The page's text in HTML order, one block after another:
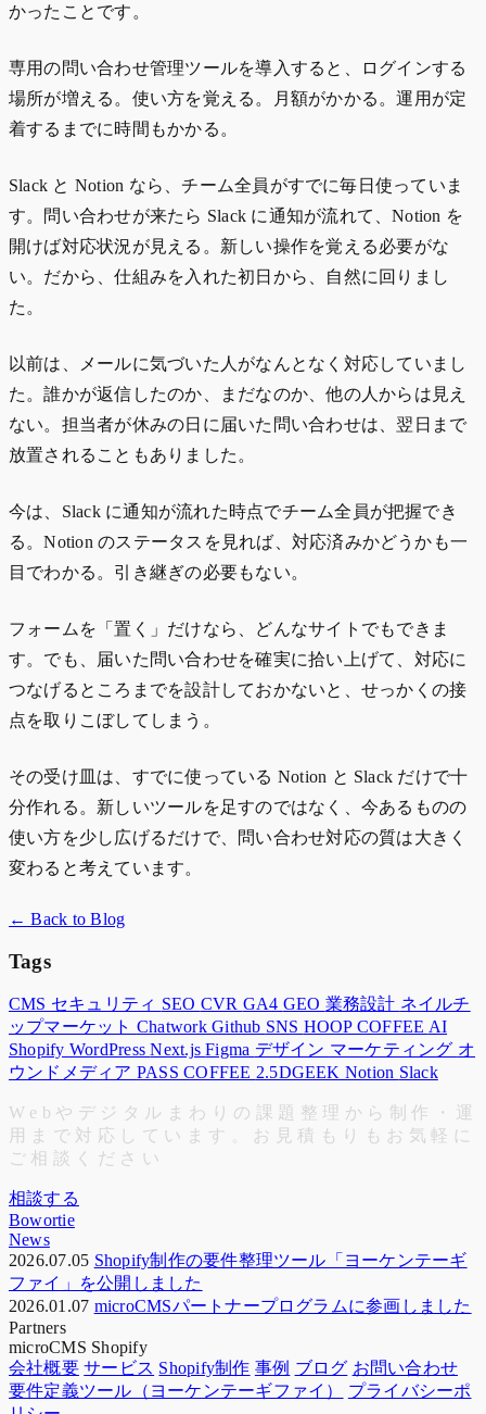
かったことです。
専用の問い合わせ管理ツールを導入すると、ログインする
場所が増える。使い方を覚える。月額がかかる。運用が定
着するまでに時間もかかる。
Slack と Notion なら、チーム全員がすでに毎日使っていま
す。問い合わせが来たら Slack に通知が流れて、Notion を
開けば対応状況が見える。新しい操作を覚える必要がな
い。だから、仕組みを入れた初日から、自然に回りまし
た。
以前は、メールに気づいた人がなんとなく対応していまし
た。誰かが返信したのか、まだなのか、他の人からは見え
ない。担当者が休みの日に届いた問い合わせは、翌日まで
放置されることもありました。
今は、Slack に通知が流れた時点でチーム全員が把握でき
る。Notion のステータスを見れば、対応済みかどうかも一
目でわかる。引き継ぎの必要もない。
フォームを「置く」だけなら、どんなサイトでもできま
す。でも、届いた問い合わせを確実に拾い上げて、対応に
つなげるところまでを設計しておかないと、せっかくの接
点を取りこぼしてしまう。
その受け皿は、すでに使っている Notion と Slack だけで十
分作れる。新しいツールを足すのではなく、今あるものの
使い方を少し広げるだけで、問い合わせ対応の質は大きく
変わると考えています。
← Back to Blog
Tags
CMS セキュリティ SEO CVR GA4 GEO 業務設計 ネイルチ
ップマーケット ChatworkGithub SNS HOOP COFFEE AI
Shopify WordPressNext.jsFigma デザイン マーケティング オ
ウンドメディア PASS COFFEE 2.5DGEEK Notion Slack
W e b や デ ジ タ ル ま わ り の 課 題 整理 か ら 制作 ・
運
用
ま で 対 応 し て い ま す お 見 積 も り も お 気 軽 に
ご 相 談 く だ さ い
相談する
Bowortie
News
2026.07.05 Shopify制作の要件整理ツール「ヨーケンテーギ
ファイ」を公開しました
2026.01.07 microCMSパートナープログラムに参画しました
Partners
microCMS Shopify
会社概要 サービス Shopify制作 事例 ブログ お問い合わせ
要件定義ツール（ヨーケンテーギファイ）
プライバシーポ